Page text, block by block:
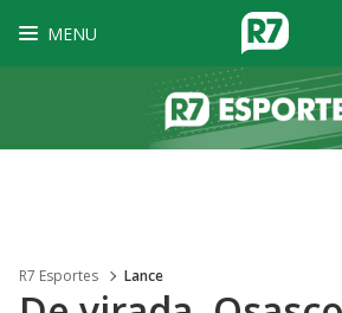
MENU
R7 Esportes Lance